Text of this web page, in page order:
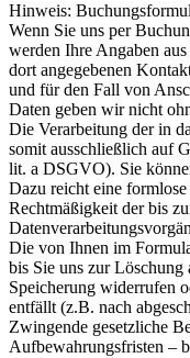
Hinweis:
Wenn Sie uns per
werden Ihre Angaben
dort angegebenen
und für den Fall von
Daten geben wir nicht
Die Verarbeitung der in
somit ausschließlich auf
lit. a DSGVO). Sie
Dazu reicht eine
Rechtmäßigkeit der bis
Die von Ihnen im
bis Sie uns zur
Speicherung widerrufen
entfällt (z.B. nach
Zwingende gesetzliche
Aufbewahrungsfristen –